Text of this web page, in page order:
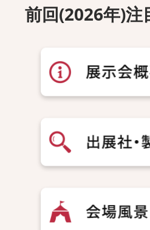
前回(2026年)注